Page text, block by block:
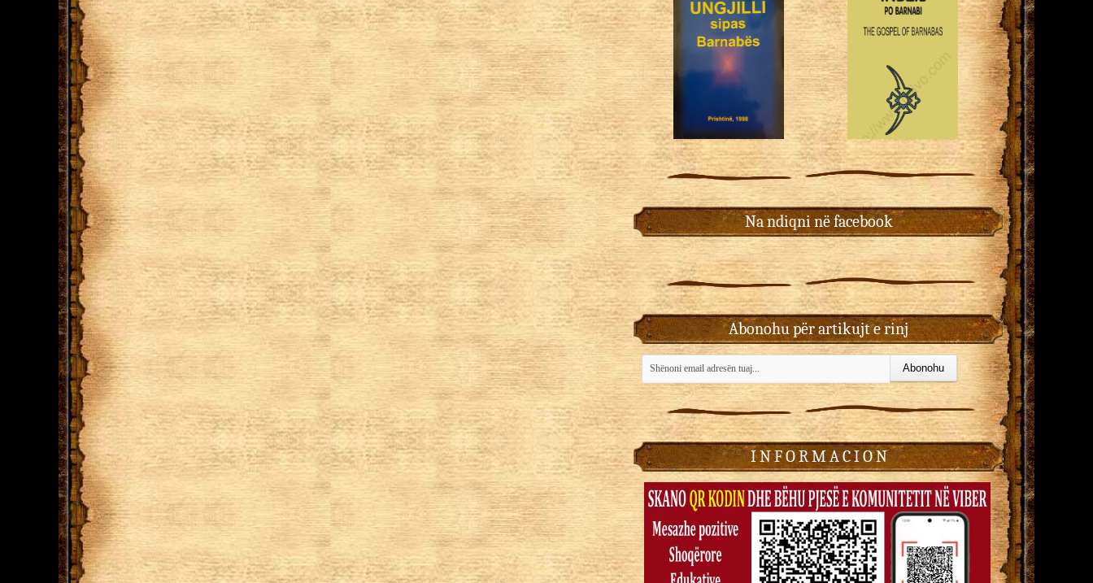
Na ndiqni në facebook
Abonohu për artikujt e rinj
I N F O R M A C I O N